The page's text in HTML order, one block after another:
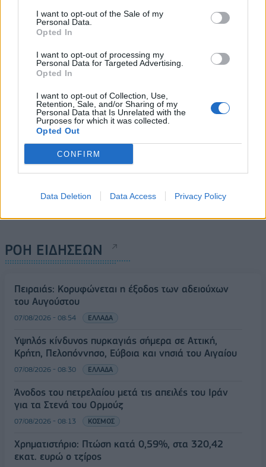
I want to opt-out of the Sale of my
Personal Data.
Opted In
I want to opt-out of processing my
Personal Data for Targeted Advertising.
Opted In
I want to opt-out of Collection, Use,
Retention, Sale, and/or Sharing of my
Personal Data that Is Unrelated with the
Purposes for which it was collected.
Opted Out
CONFIRM
Data Deletion Data Access Privacy Policy
Fitch: Αναβάθμισε και την
Τράπεζα Πειραιώς σε "Β"
31/01/2023 - 15:17
κόστος 11,875%
ΡΟΗ ΕΙΔΗΣΕΩΝ
Πειραιάς: Κορυφώνεται η έξοδος των αδειούχων
του Αυγούστου
07/08/2026 - 08:54 ΕΛΛΑΔΑ
Υψηλός κίνδυνος πυρκαγιάς σήμερα σε Αττική,
Κρήτη, Πελοπόννησο, Εύβοια και νησιά του Αιγαίου
07/08/2026 - 08:30 ΕΛΛΑΔΑ
Άνοδος του πετρελαίου μετά τις απειλές του Ιράν
για τα Στενά του Ορμούζ
07/08/2026 - 08:13 ΚΟΣΜΟΣ
Χρηματιστήριο: Πτώση κατά 0,59%, στα 320,42
εκατ. ευρώ ο τζίρος